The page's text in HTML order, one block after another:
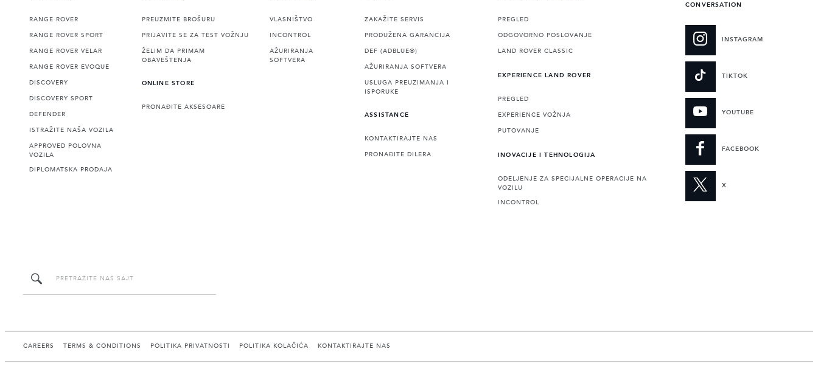
RANGE ROVER
RANGE ROVER SPORT
RANGE ROVER VELAR
RANGE ROVER EVOQUE
DISCOVERY
DISCOVERY SPORT
DEFENDER
ISTRAŽITE NAŠA VOZILA
APPROVED POLOVNA
VOZILA
DIPLOMATSKA PRODAJA
PREUZMITE BROŠURU
PRIJAVITE SE ZA TEST VOŽNJU
ŽELIM DA PRIMAM
OBAVEŠTENJA
ONLINE STORE
PRONAĐITE AKSESOARE
VLASNIŠTVO
INCONTROL
AŽURIRANJA
SOFTVERA
ZAKAŽITE SERVIS
PRODUŽENA GARANCIJA
DEF (ADBLUE®)
AŽURIRANJA SOFTVERA
USLUGA PREUZIMANJA I
ISPORUKE
ASSISTANCE
KONTAKTIRAJTE NAS
PRONAĐITE DILERA
PREGLED
ODGOVORNO POSLOVANJE
LAND ROVER CLASSIC
EXPERIENCE LAND ROVER
PREGLED
EXPERIENCE VOŽNJA
PUTOVANJE
INOVACIJE I TEHNOLOGIJA
ODELJENJE ZA SPECIJALNE OPERACIJE NA
VOZILU
INCONTROL
CONVERSATION
INSTAGRAM
TIKTOK
YOUTUBE
FACEBOOK
X
CAREERS TERMS & CONDITIONS POLITIKA PRIVATNOSTI POLITIKA KOLAČIĆA KONTAKTIRAJTE NAS